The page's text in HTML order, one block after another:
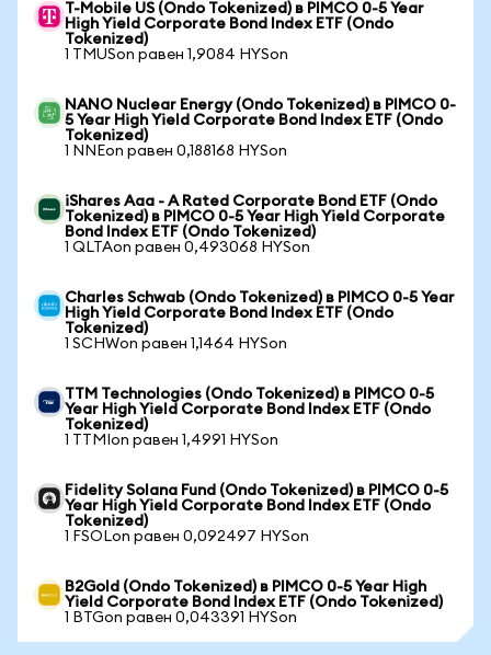
T-Mobile US (Ondo Tokenized) в PIMCO 0-5 Year
High Yield Corporate Bond Index ETF (Ondo
Tokenized)
1 TMUSon равен 1,9084 HYSon
NANO Nuclear Energy (Ondo Tokenized) в PIMCO 0-
5 Year High Yield Corporate Bond Index ETF (Ondo
Tokenized)
1 NNEon равен 0,188168 HYSon
iShares Aaa - A Rated Corporate Bond ETF (Ondo
Tokenized) в PIMCO 0-5 Year High Yield Corporate
Bond Index ETF (Ondo Tokenized)
1 QLTAon равен 0,493068 HYSon
Charles Schwab (Ondo Tokenized) в PIMCO 0-5 Year
High Yield Corporate Bond Index ETF (Ondo
Tokenized)
1 SCHWon равен 1,1464 HYSon
TTM Technologies (Ondo Tokenized) в PIMCO 0-5
Year High Yield Corporate Bond Index ETF (Ondo
Tokenized)
1 TTMIon равен 1,4991 HYSon
Fidelity Solana Fund (Ondo Tokenized) в PIMCO 0-5
Year High Yield Corporate Bond Index ETF (Ondo
Tokenized)
1 FSOLon равен 0,092497 HYSon
B2Gold (Ondo Tokenized) в PIMCO 0-5 Year High
Yield Corporate Bond Index ETF (Ondo Tokenized)
1 BTGon равен 0,043391 HYSon